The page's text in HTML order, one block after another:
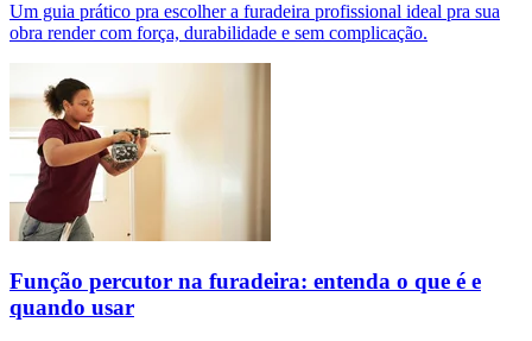
Um guia prático pra escolher a furadeira profissional ideal pra sua
obra render com força, durabilidade e sem complicação.
Função percutor na furadeira: entenda o que é e
quando usar